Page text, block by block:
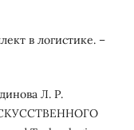
в логистике. –
Л. Р.